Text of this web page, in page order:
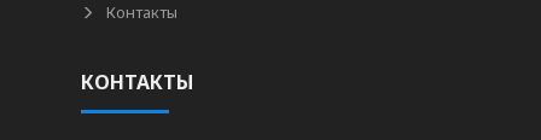
Контакты
КОНТАКТЫ